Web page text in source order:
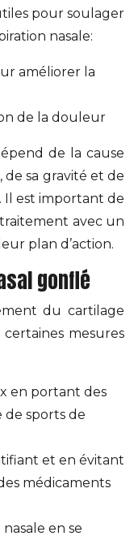
pour soulager
nasale:
améliorer la
de la douleur
de la cause
sa gravité et de
Il est important de
avec un
plan d’action.
gonflé
du cartilage
mesures
en portant des
de sports de
et en évitant
médicaments
en se